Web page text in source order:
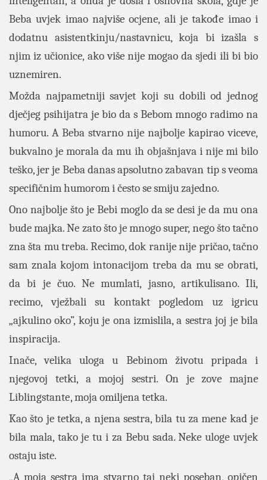
Beba uvjek imao najviše ocjene, ali je takođe imao i
dodatnu asistentkinju/nastavnicu, koja bi izašla s
njim iz učionice, ako više nije mogao da sjedi ili bi bio
uznemiren.
Možda najpametniji savjet koji su dobili od jednog
dječjeg psihijatra je bio da s Bebom mnogo radimo na
humoru. A Beba stvarno nije najbolje kapirao viceve,
bukvalno je morala da mu ih objašnjava i nije mi bilo
teško, jer je Beba danas apsolutno zabavan tip s veoma
specifičnim humorom i često se smiju zajedno.
Ono najbolje što je Bebi moglo da se desi je da mu ona
bude majka. Ne zato što je mnogo super, nego što tačno
zna šta mu treba. Recimo, dok ranije nije pričao, tačno
sam znala kojom intonacijom treba da mu se obrati,
da bi je čuo. Ne mumlati, jasno, artikulisano. Ili,
recimo, vježbali su kontakt pogledom uz igricu
„ajkulino oko”, koju je ona izmislila, a sestra joj je bila
inspiracija.
Inače, velika uloga u Bebinom životu pripada i
njegovoj tetki, a mojoj sestri. On je zove majne
Liblingstante , moja omiljena tetka.
Kao što je tetka, a njena sestra, bila tu za mene kad je
bila mala, tako je tu i za Bebu sada. Neke uloge uvjek
ostaju iste.
„A moja sestra ima stvarno taj neki poseban, opičen